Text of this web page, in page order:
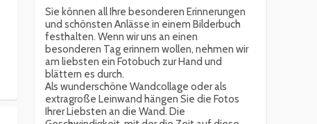
Sie können all Ihre besonderen Erinnerungen
und schönsten Anlässe in einem Bilderbuch
festhalten. Wenn wir uns an einen
besonderen Tag erinnern wollen, nehmen wir
am liebsten ein Fotobuch zur Hand und
blättern es durch.
Als wunderschöne Wandcollage oder als
extragroße Leinwand hängen Sie die Fotos
Ihrer Liebsten an die Wand. Die